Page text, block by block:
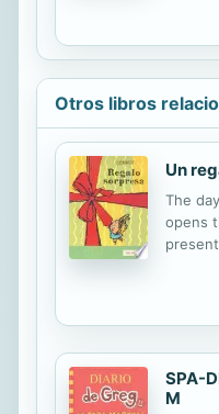
debe
amigos
Otros libros
Un
The
opens
it
within.
SPA-
M